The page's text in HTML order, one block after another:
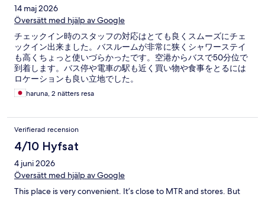
14 maj 2026
Översätt med hjälp av Google
チェックイン時のスタッフの対応はとても良くスムーズにチェ
ックイン出来ました。バスルームが非常に狭くシャワーステイ
も高くちょっと使いづらかったです。空港からバスで50分位で
到着します。バス停や電車の駅も近く買い物や食事をとるには
ロケーションも良い立地でした。
haruna, 2 nätters resa
Verifierad recension
4/10 Hyfsat
4 juni 2026
Översätt med hjälp av Google
This place is very convenient. It’s close to MTR and stores. But